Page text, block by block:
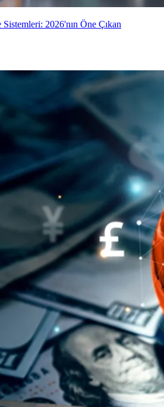
2026'nın Öne Çıkan